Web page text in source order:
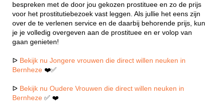
bespreken met de door jou gekozen prostituee en zo de prijs
voor het prostitutiebezoek vast leggen. Als jullie het eens zijn
over de te verlenen service en de daarbij behorende prijs, kun
je je volledig overgeven aan de prostituee en er volop van
gaan genieten!
ᐅ Bekijk nu Jongere vrouwen die direct willen neuken in
Bernheze ❤️✅
ᐅ Bekijk nu Oudere Vrouwen die direct willen neuken in
Bernheze ✅ ❤️